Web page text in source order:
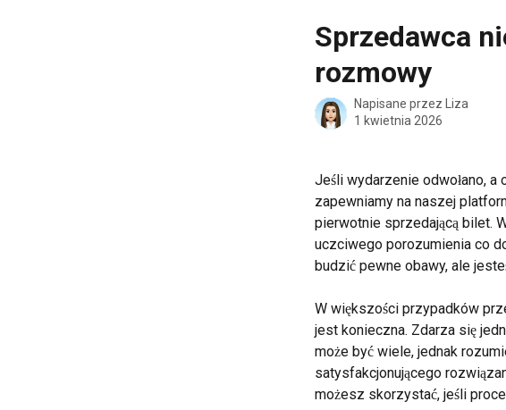
Sprzedawca
rozmowy
Napisane przez
Liza
1 kwietnia 2026
Jeśli wydarzenie odwołano,
zapewniamy na naszej
pierwotnie sprzedającą bilet.
uczciwego porozumienia co
budzić pewne obawy, ale
W większości przypadków
jest konieczna. Zdarza się
może być wiele, jednak
satysfakcjonującego
możesz skorzystać, jeśli